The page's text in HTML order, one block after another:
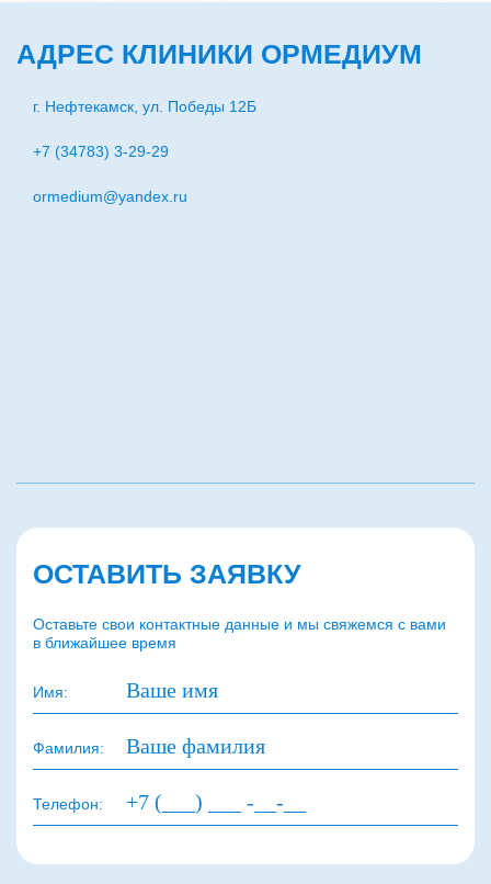
АДРЕС КЛИНИКИ ОРМЕДИУМ
г. Нефтекамск, ул. Победы 12Б
+7 (34783) 3-29-29
ormedium@yandex.ru
ОСТАВИТЬ ЗАЯВКУ
Оставьте свои контактные данные и мы свяжемся с вами
в ближайшее время
Имя:
Фамилия:
Телефон: